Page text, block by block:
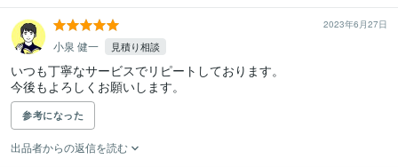
2023年6月27日
小泉 健一 見積り相談
いつも丁寧なサービスでリピートしております。
今後もよろしくお願いします。
参考になった
出品者からの返信を読む